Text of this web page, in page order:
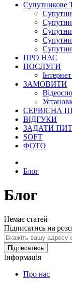
Супутникове
ПРО НАС
ПОСЛУГИ
ЗАМОВИТИ
СЕРВІСНА
ВІДГУКИ
ЗАДАТИ
SOFT
ФОТО
Блог
Блог
Немає статей
Підписатись на
Підписатись
Інформація
Про нас